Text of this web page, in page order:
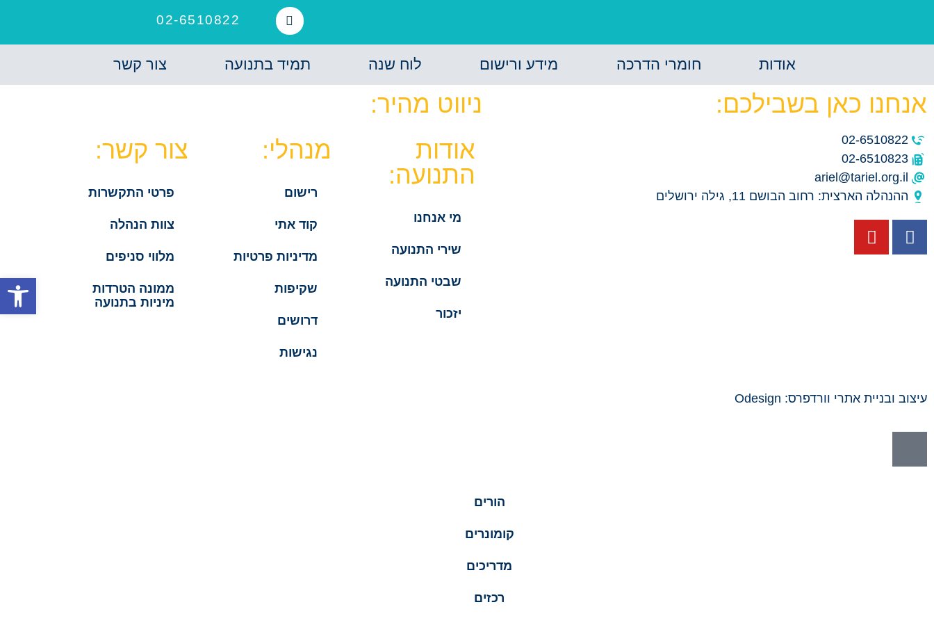
02-6510822
אודות חומרי הדרכה מידע ורישום לוח שנה תמיד בתנועה צור קשר
אנחנו כאן בשבילכם:
02-6510822
02-6510823
ariel@tariel.org.il
ההנהלה הארצית: רחוב הבושם 11, גילה ירושלים
ניווט מהיר:
אודות
התנועה:
מי אנחנו
שירי התנועה
שבטי התנועה
יזכור
מנהלי:
רישום
קוד אתי
מדיניות פרטיות
שקיפות
דרושים
נגישות
צור קשר:
פרטי התקשרות
צוות הנהלה
מלווי סניפים
ממונה הטרדות
מיניות בתנועה
עיצוב ובניית אתרי וורדפרס: Odesign
הורים
קומונרים
מדריכים
רכזים
פתח